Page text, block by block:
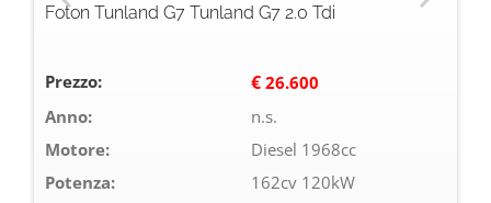
Foton Tunland G7 Tunland G7 2.0 Tdi
Prezzo: € 26.600
Anno:
n.s.
Motore:
Diesel 1968cc
Potenza:
162cv 120kW